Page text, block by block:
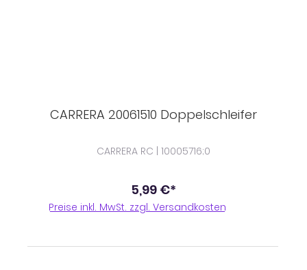
CARRERA 20061510 Doppelschleifer
CARRERA RC | 10005716;0
5,99 €*
Preise inkl. MwSt. zzgl. Versandkosten